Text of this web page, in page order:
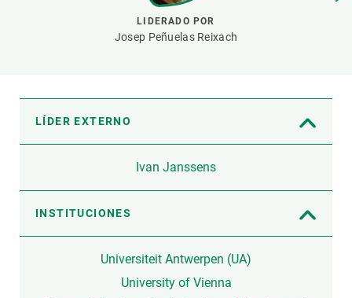
LIDERADO POR
Josep Peñuelas Reixach
LÍDER EXTERNO
Ivan Janssens
INSTITUCIONES
Universiteit Antwerpen (UA)
University of Vienna